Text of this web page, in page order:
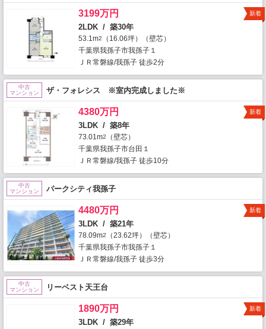
3199万円
2LDK / 築30年
53.1m2
（16.06坪）（壁芯）
千葉県我孫子市我孫子１
ＪＲ常磐線/我孫子 徒歩2分
新着
中古
マンション
ザ・フォレシス ※室内完成しました※
4380万円
3LDK / 築8年
73.01m2
（壁芯）
千葉県我孫子市台田１
ＪＲ常磐線/我孫子 徒歩10分
新着
中古
マンション
パークシティ我孫子
4480万円
3LDK / 築21年
78.09m2
（23.62坪）（壁芯）
千葉県我孫子市我孫子１
ＪＲ常磐線/我孫子 徒歩3分
新着
中古
マンション
リーベスト天王台
1890万円
3LDK / 築29年
新着